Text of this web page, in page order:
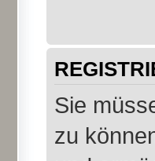
Sie
zu